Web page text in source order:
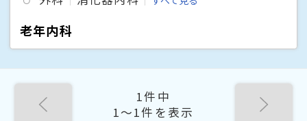
老年内科
1件中
1〜1件を表示